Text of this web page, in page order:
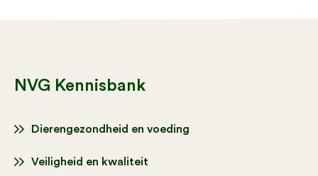
NVG Kennisbank
Dierengezondheid en voeding
Veiligheid en kwaliteit